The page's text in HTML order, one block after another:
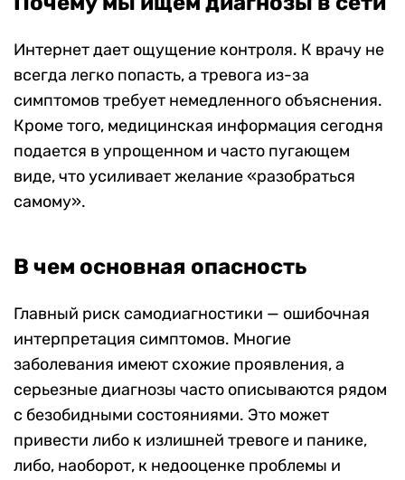
Интернет дает ощущение контроля. К врачу не
всегда легко попасть, а тревога из-за
симптомов требует немедленного объяснения.
Кроме того, медицинская информация сегодня
подается в упрощенном и часто пугающем
виде, что усиливает желание «разобраться
самому».
В чем основная опасность
Главный риск самодиагностики — ошибочная
интерпретация симптомов. Многие
заболевания имеют схожие проявления, а
серьезные диагнозы часто описываются рядом
с безобидными состояниями. Это может
привести либо к излишней тревоге и панике,
либо, наоборот, к недооценке проблемы и